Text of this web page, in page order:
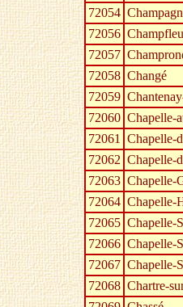
72054
72056
72057
72058 Changé
72059
72060 Chapelle-
72061 Chapelle-
72062 Chapelle-
72063 Chapelle-
72064 Chapelle-
72065 Chapelle-
72066 Chapelle-
72067 Chapelle-
72068 Chartre-